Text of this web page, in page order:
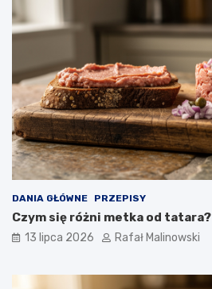
DANIA GŁÓWNE PRZEPISY
Czym się różni metka od tatara?
13 lipca 2026 Rafał Malinowski